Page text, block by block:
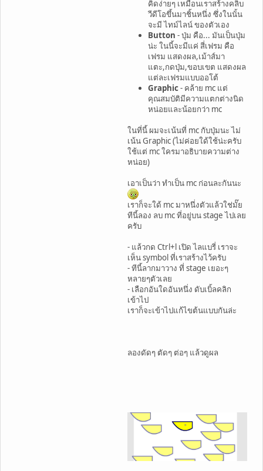
คิดง่ายๆ เหมือนเราสร้างคลิบ
วีดีโอขึ้นมาชิ้นหนึ่ง ซึ่งในนั้น
จะมี ไทม์ไลน์ ของตัวเอง
Button - ปุ่ม คือ... มันเป็นปุ่ม
น่ะ ในนี้จะมีแค่ สี่เฟรม คือ
เฟรม แสดงผล,เม้าส์มา
แตะ,กดปุ่ม,ขอบเขต แสดงผล
แต่ละเฟรมแบบออโต้
Graphic- คล้าย mc แต่
คุณสมบัติมีความแตกต่างนิด
หน่อยและน้อยกว่า mc
ในที่นี้ ผมจะเน้นที่ mc กับปุ่มนะ ไม่
เน้น Graphic (ไม่ค่อยใด้ใช้น่ะครับ
ใช้แต่ mc ใครมาอธิบายความต่าง
หน่อย)
เอาเป็นว่า ทำเป็น mc ก่อนละกันนะ
เราก็จะใด้ mc มาหนึ่งตัวแล้วใช่มั๊ย
ทีนี้ลอง ลบ mc ที่อยู่บน stage ไปเลย
ครับ
- แล้วกด Ctrl+l เปิด ไลแบรี่ เราจะ
เห็น symbol ที่เราสร้างไว้ครับ
- ทีนี้ลากมาวาง ที่ stage เยอะๆ
หลายๆตัวเลย
- เลือกอันใดอันหนึ่ง ดับเบิ้ลคลิก
เข้าไป
เราก็จะเข้าไปแก้ไขต้นแบบกันล่ะ
ลองดัดๆ ตัดๆ ต่อๆ แล้วดูผล